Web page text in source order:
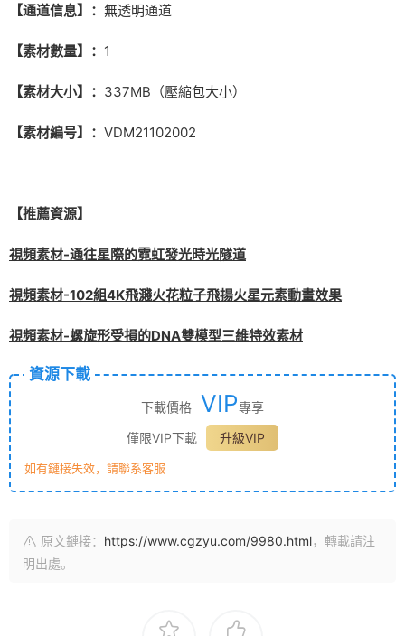
【通道信息】： 無透明通道
【素材數量】： 1
【素材大小】： 337MB（壓縮包大小）
【素材編号】： VDM21102002
【推薦資源】
視頻素材-通往星際的霓虹發光時光隧道
視頻素材-102組4K飛濺火花粒子飛揚火星元素動畫效果
視頻素材-螺旋形受損的DNA雙模型三維特效素材
資源下載
下載價格 VIP專享
僅限VIP下載
升級VIP
如有鏈接失效，請聯系客服
原文鏈接： https://www.cgzyu.com/9980.html，轉載請注
明出處。